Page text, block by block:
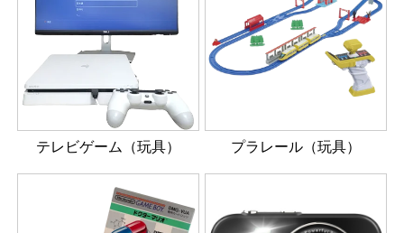
テレビゲーム（玩具） プラレール（玩具）